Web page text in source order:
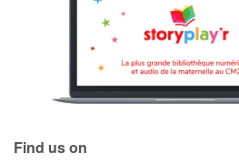
Emotions and feelings
Formats and illustrations
Catalogue anglais
Find us on